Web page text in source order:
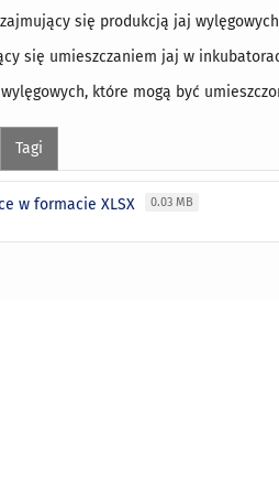
zajmujący się produkcją jaj
się umieszczaniem jaj w
które mogą być
Tagi
w formacie XLSX 0.03 MB